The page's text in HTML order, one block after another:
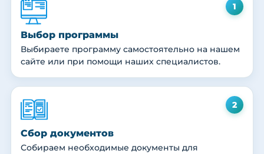
1
Выбор программы
Выбираете программу самостоятельно на нашем
сайте или при помощи наших специалистов.
2
Сбор документов
Собираем необходимые документы для